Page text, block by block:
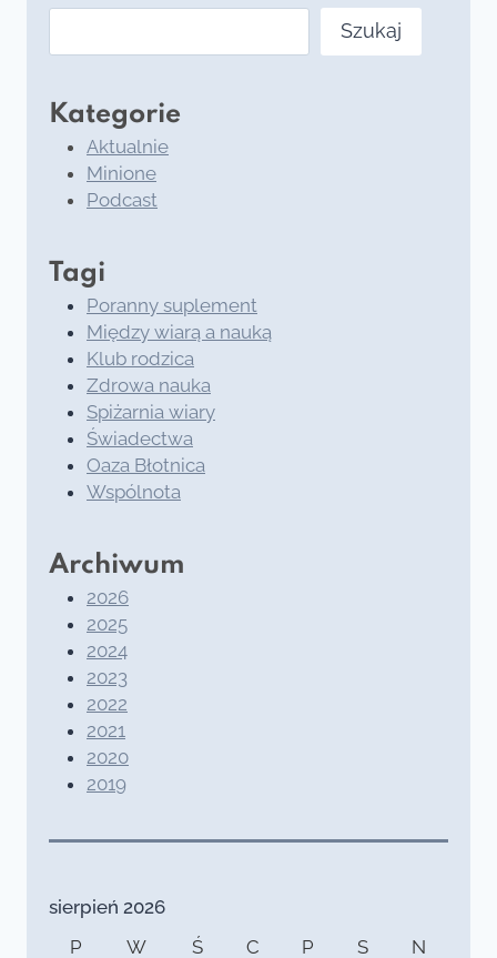
Szukaj
Kategorie
Aktualnie
Minione
Podcast
Tagi
Poranny suplement
Między wiarą a nauką
Klub rodzica
Zdrowa nauka
Spiżarnia wiary
Świadectwa
Oaza Błotnica
Wspólnota
Archiwum
2026
2025
2024
2023
2022
2021
2020
2019
sierpień 2026
P
W Ś C P S N